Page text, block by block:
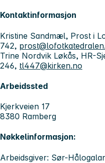
Kontaktinformasjon
Kristine Sandmæl, Prost i
742,
Trine Nordvik Løkås, HR-
246, tl447@kirken.no
Arbeidssted
Kjerkveien 17
8380 Ramberg
Nøkkelinformasjon:
Arbeidsgiver: Sør-